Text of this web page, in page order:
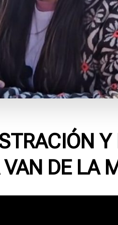
Y
DE LA